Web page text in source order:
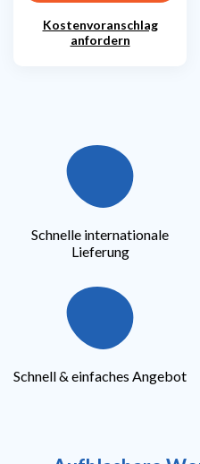
Kostenvoranschlag
anfordern
Schnelle internationale
Lieferung
Schnell & einfaches Angebot